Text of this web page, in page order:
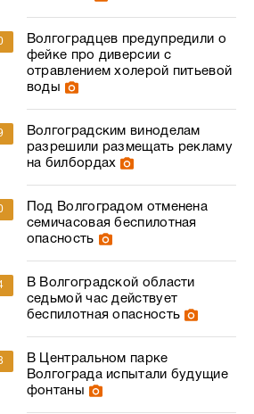
Волгоградцев предупредили о
фейке про диверсии с
отравлением холерой питьевой
воды
Волгоградским виноделам
разрешили размещать рекламу
на билбордах
Под Волгоградом отменена
семичасовая беспилотная
опасность
В Волгоградской области
седьмой час действует
беспилотная опасность
В Центральном парке
Волгограда испытали будущие
фонтаны